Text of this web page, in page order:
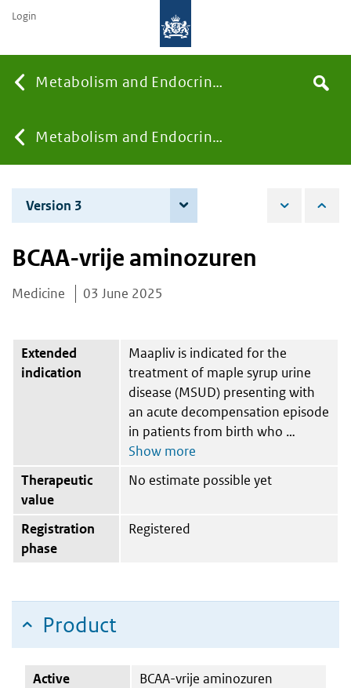
Metabolism and Endocrinology
You
are
here:
Metabolism and Endocrinology
the
Search
Login
Version 3
BCAA-vrije aminozuren
Medicine 03 June 2025
Extended
indication
Maapliv is indicated for the
treatment of maple syrup urine
disease (MSUD) presenting with
an acute decompensation episode
in patients from birth who
Therapeutic
value
No estimate possible yet
Registration
phase
Registered
Product
Active
BCAA-vrije aminozuren